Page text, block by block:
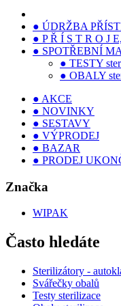
● ÚDRŽBA
● P Ř Í S T R O J
● SPOTŘEBNÍ
● TESTY
● OBALY
● AKCE
● NOVINKY
● SESTAVY
● VÝPRODEJ
● BAZAR
● PRODEJ
Značka
WIPAK
Často hledáte
Sterilizátory -
Svářečky obalů
Testy sterilizace